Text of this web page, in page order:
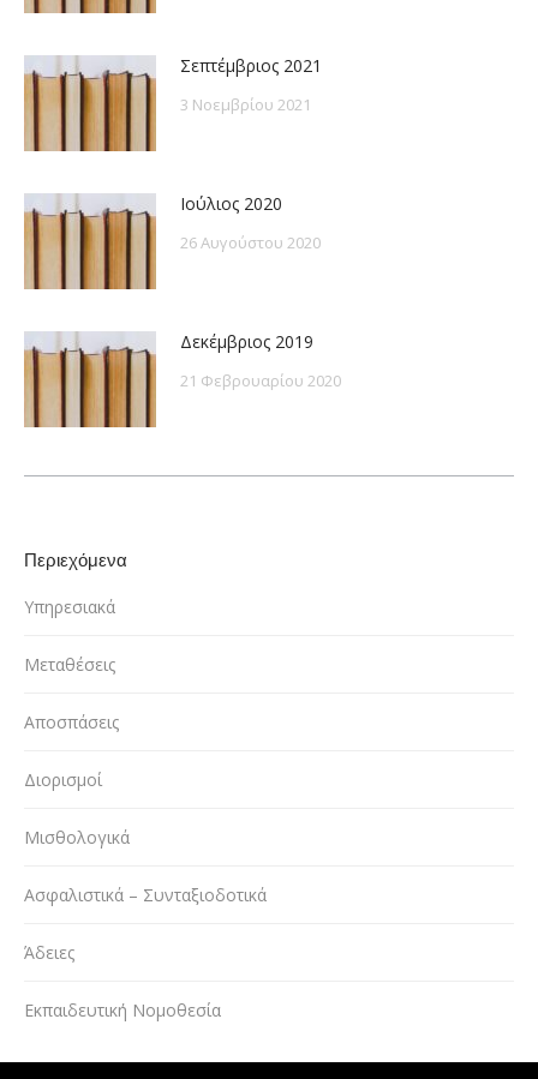
Σεπτέμβριος 2021
3 Νοεμβρίου 2021
Ιούλιος 2020
26 Αυγούστου 2020
Δεκέμβριος 2019
21 Φεβρουαρίου 2020
Περιεχόμενα
Υπηρεσιακά
Μεταθέσεις
Αποσπάσεις
Διορισμοί
Μισθολογικά
Ασφαλιστικά – Συνταξιοδοτικά
Άδειες
Εκπαιδευτική Νομοθεσία